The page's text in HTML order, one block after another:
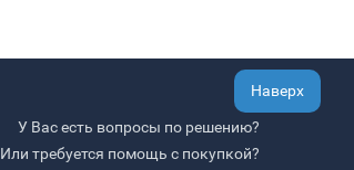
У Вас есть вопросы по решению?
Или требуется помощь с покупкой?
Наверх